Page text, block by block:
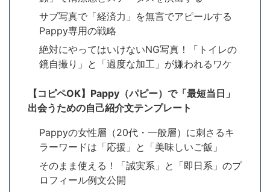
サブ写真で「経済力」を無言でアピールする
Pappy専用の戦略
絶対にやってはいけないNG写真！「トイレの
鏡自撮り」と「過度な加工」が嫌われるワケ
【コピペOK】Pappy（パピー）で「最短当日」
出会うための自己紹介文テンプレート
Pappyの女性層（20代・一般層）に刺さるキ
ラーワードは「応援」と「美味しいご飯」
そのまま使える！「誠実系」と「即日系」のプ
ロフィール例文公開